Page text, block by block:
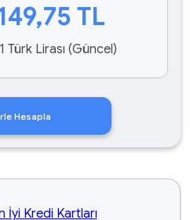
TL
Türk Lirası (Güncel)
Hesapla